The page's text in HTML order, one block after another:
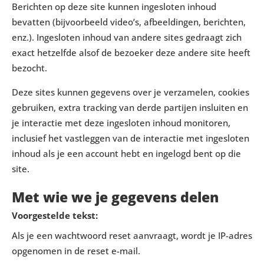
Berichten op deze site kunnen ingesloten inhoud
bevatten (bijvoorbeeld video’s, afbeeldingen, berichten,
enz.). Ingesloten inhoud van andere sites gedraagt zich
exact hetzelfde alsof de bezoeker deze andere site heeft
bezocht.
Deze sites kunnen gegevens over je verzamelen, cookies
gebruiken, extra tracking van derde partijen insluiten en
je interactie met deze ingesloten inhoud monitoren,
inclusief het vastleggen van de interactie met ingesloten
inhoud als je een account hebt en ingelogd bent op die
site.
Met wie we je gegevens delen
Voorgestelde tekst:
Als je een wachtwoord reset aanvraagt, wordt je IP-adres
opgenomen in de reset e-mail.